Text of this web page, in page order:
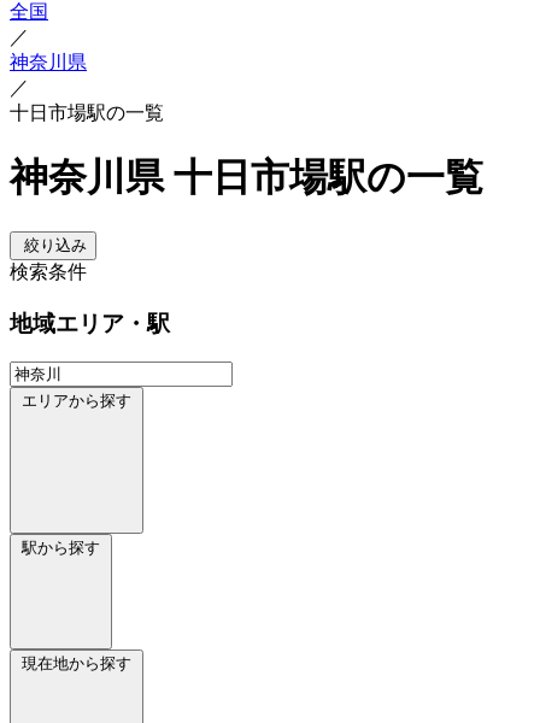
全国
／
神奈川県
／
十日市場駅の一覧
神奈川県 十日市場駅の一覧
絞り込み
検索条件
地域エリア・駅
エリアから探す
駅から探す
現在地から探す